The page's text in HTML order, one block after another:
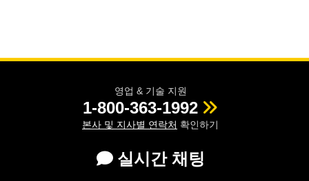
영업 & 기술 지원
1-800-363-1992
본사 및 지사별 연락처 확인하기
실시간 채팅